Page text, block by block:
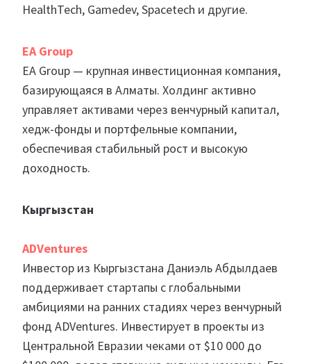
HealthTech, Gamedev, Spacetech и другие.
EA Group
EA Group — крупная инвестиционная компания,
базирующаяся в Алматы. Холдинг активно
управляет активами через венчурный капитал,
хедж-фонды и портфельные компании,
обеспечивая стабильный рост и высокую
доходность.
Кыргызстан
ADVentures
Инвестор из Кыргызстана Даниэль Абдылдаев
поддерживает стартапы с глобальными
амбициями на ранних стадиях через венчурный
фонд ADVentures. Инвестирует в проекты из
Центральной Евразии чеками от $10 000 до